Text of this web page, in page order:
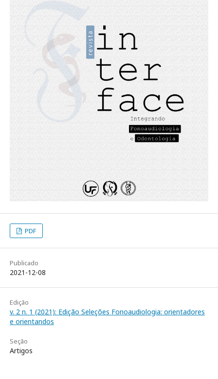
PDF
Publicado
2021-12-08
Edição
v. 2 n. 1 (2021): Edição Seleções Fonoaudiologia: orientadores
e orientandos
Seção
Artigos